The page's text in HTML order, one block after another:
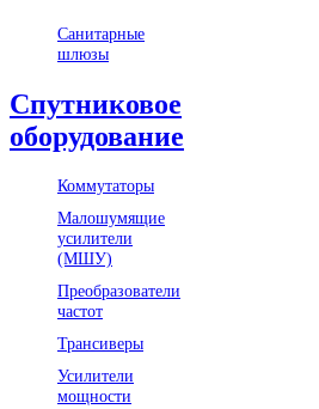
Санитарные
шлюзы
Спутниковое
оборудование
Коммутаторы
Малошумящие
усилители
(МШУ)
Преобразователи
частот
Трансиверы
Усилители
мощности